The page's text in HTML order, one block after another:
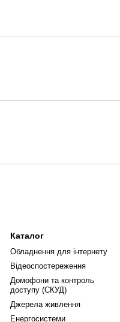
Каталог
Обладнення для інтернету
Відеоспостереження
Домофони та контроль
доступу (СКУД)
Джерела живлення
Енергосистеми